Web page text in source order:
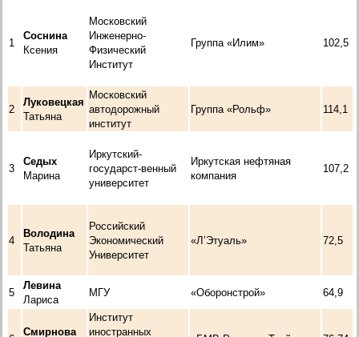
1
Соснина
Ксения
Московский
Инженерно-
Физический
Институт
Группа «Илим» 102,5
2
Луковецкая
Татьяна
Московский
автодорожный
институт
Группа «Рольф» 114,1
3
Седых
Марина
Иркутский-
государст-венный
университет
Иркутская нефтяная
компания
107,2
4
Володина
Татьяна
Российский
Экономический
Университет
«Л’Этуаль» 72,5
5
Левина
Лариса
МГУ «Оборонстрой» 64,9
Смирнова
Институт
иностранных